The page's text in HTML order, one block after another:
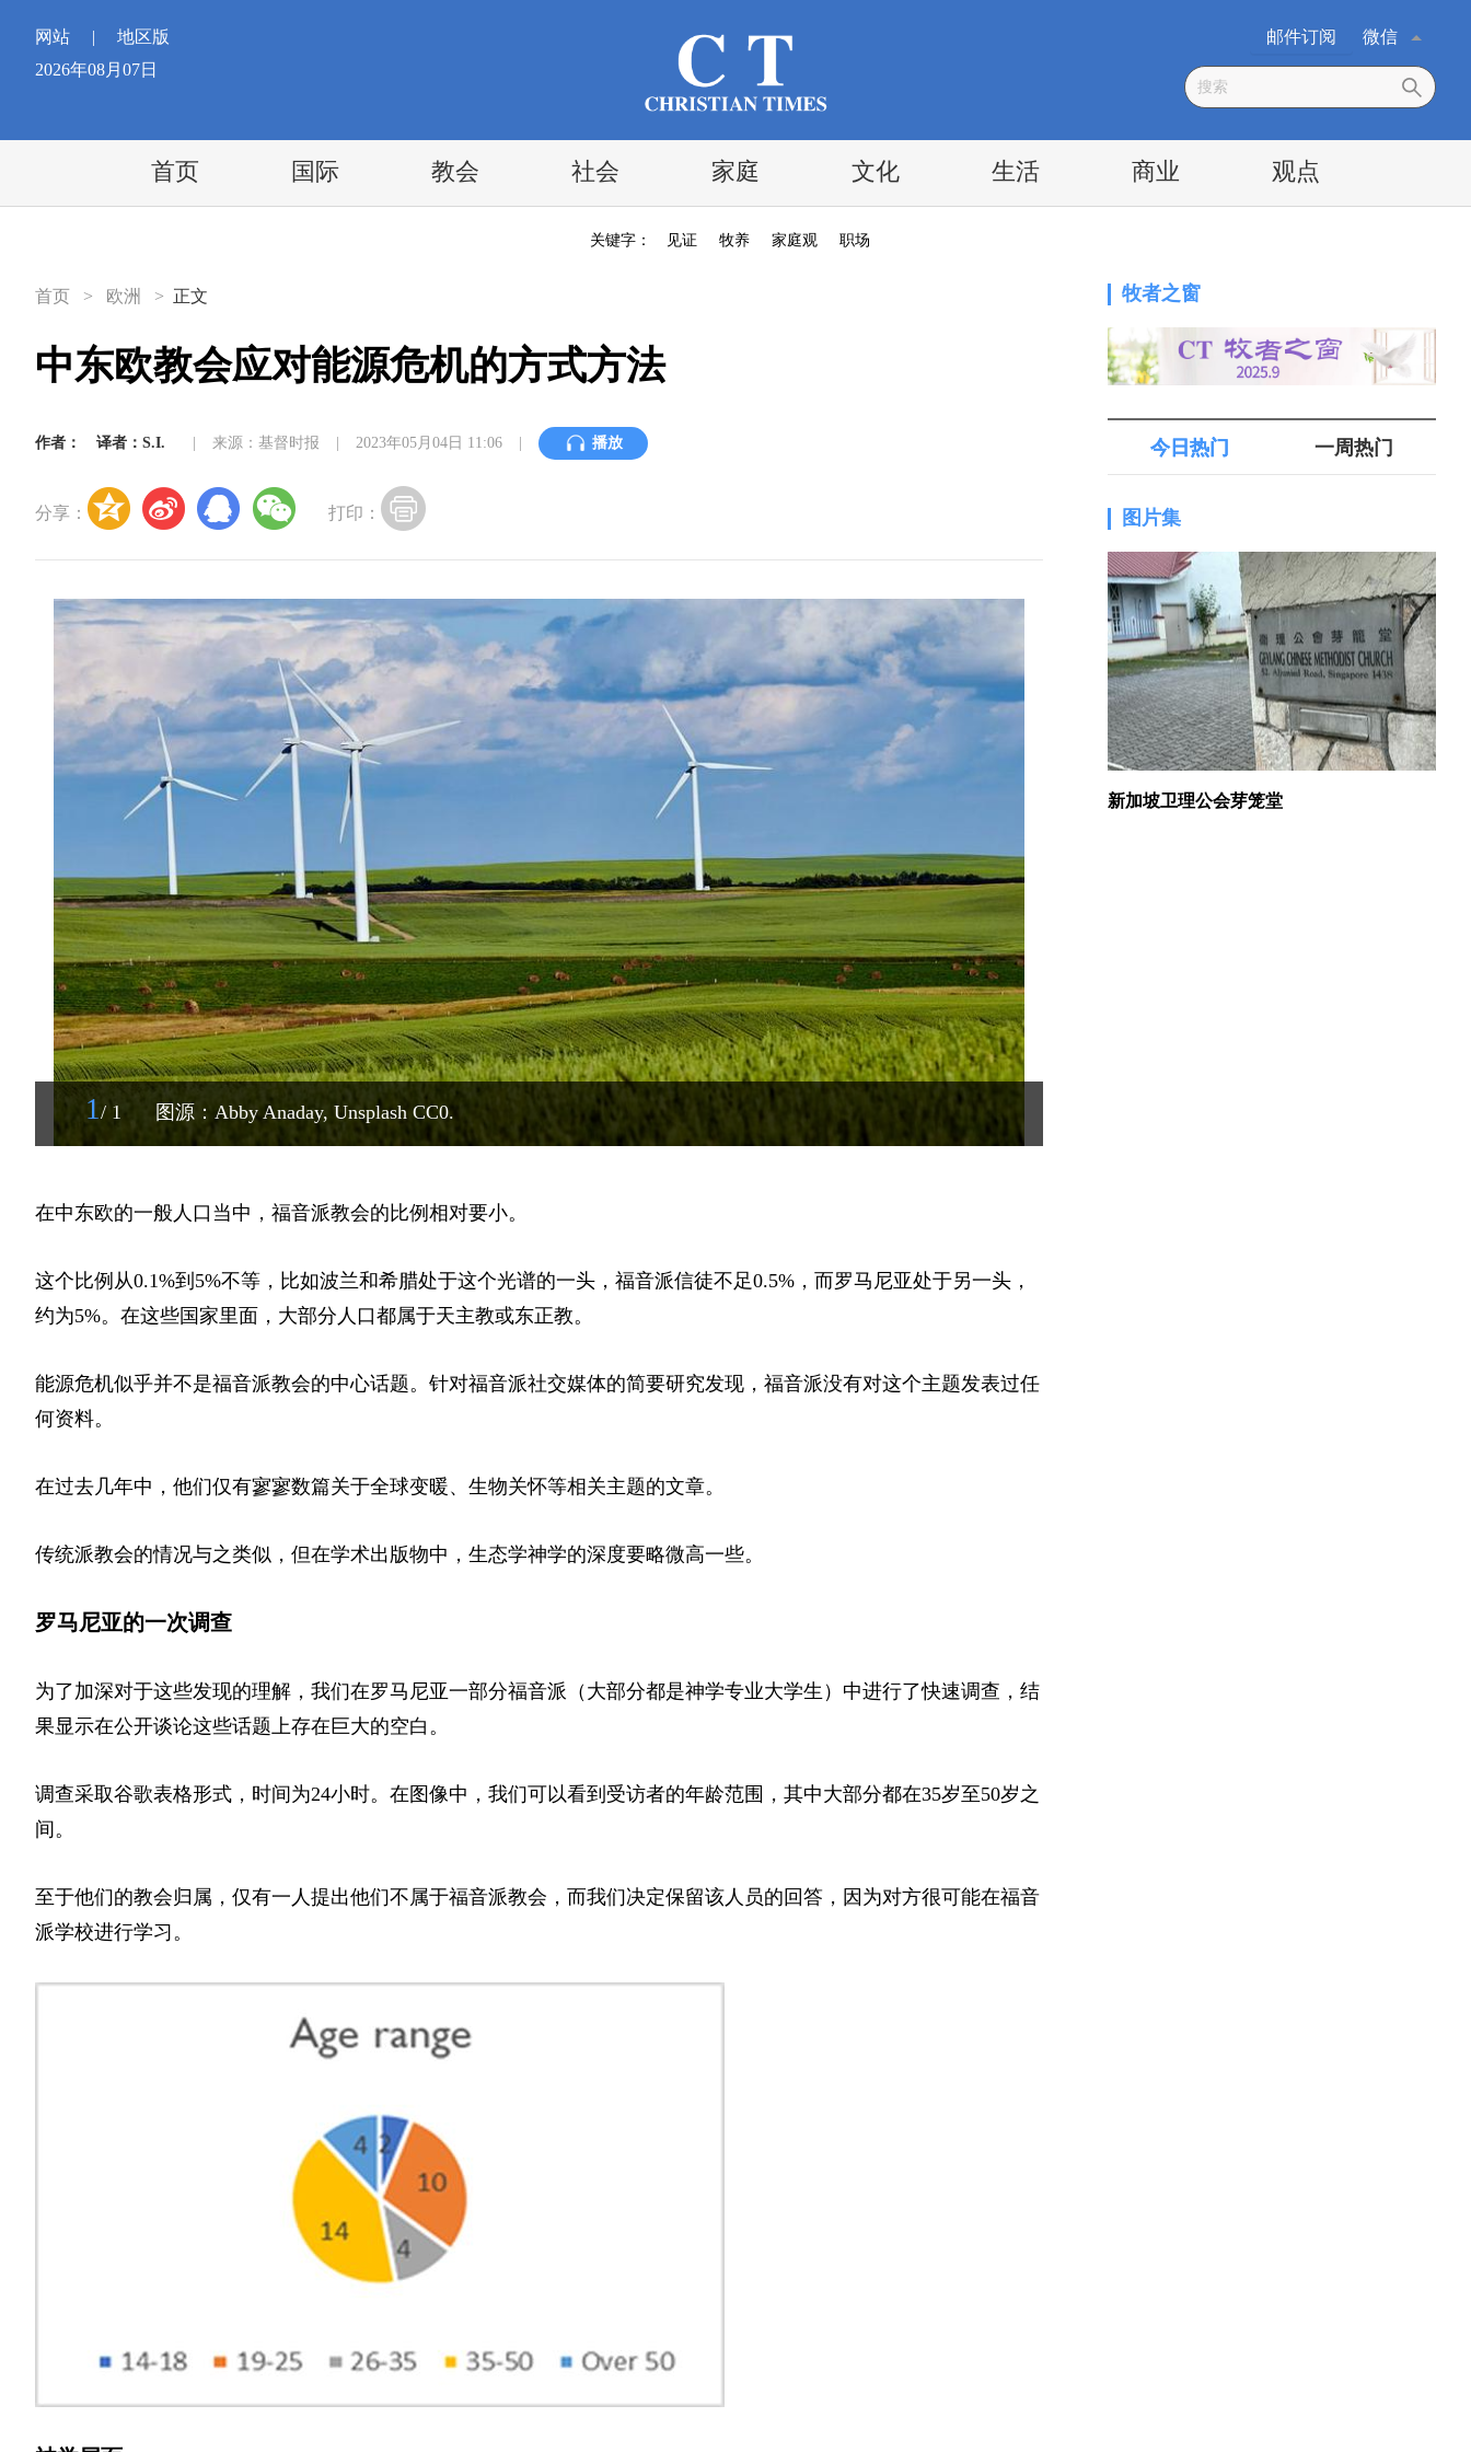
网站 |
地区版
2026年08月07日
微信
邮件订阅
首页 国际 教会 社会 家庭 文化 生活 商业 观点
关键字： 见证 牧养 家庭观 职场
首页 > 欧洲 > 正文
中东欧教会应对能源危机的方式方法
作者： 译者：S.I. 来源：基督时报 2023年05月04日 11:06 播放
分享： 打印：
1 / 1 图源：Abby Anaday, Unsplash CC0.
在中东欧的一般人口当中，福音派教会的比例相对要小。
这个比例从0.1%到5%不等，比如波兰和希腊处于这个光谱的一头，福音派信徒不足0.5%，而罗马尼亚处于另一头，
约为5%。在这些国家里面，大部分人口都属于天主教或东正教。
能源危机似乎并不是福音派教会的中心话题。针对福音派社交媒体的简要研究发现，福音派没有对这个主题发表过任
何资料。
在过去几年中，他们仅有寥寥数篇关于全球变暖、生物关怀等相关主题的文章。
传统派教会的情况与之类似，但在学术出版物中，生态学神学的深度要略微高一些。
罗马尼亚的一次调查
为了加深对于这些发现的理解，我们在罗马尼亚一部分福音派（大部分都是神学专业大学生）中进行了快速调查，结
果显示在公开谈论这些话题上存在巨大的空白。
调查采取谷歌表格形式，时间为24小时。在图像中，我们可以看到受访者的年龄范围，其中大部分都在35岁至50岁之
间。
至于他们的教会归属，仅有一人提出他们不属于福音派教会，而我们决定保留该人员的回答，因为对方很可能在福音
派学校进行学习。
牧者之窗
今日热门 一周热门
图片集
新加坡卫理公会芽笼堂